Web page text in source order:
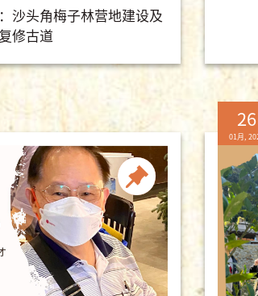
沙头角梅子林营地建设及
复修古道
26
01月,